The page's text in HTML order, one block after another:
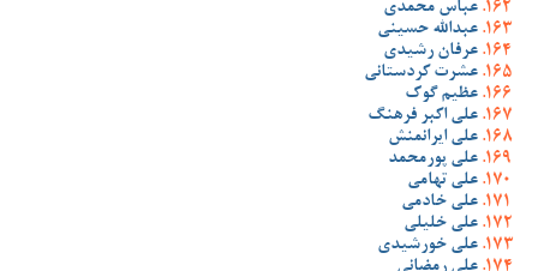
عباس محمدی
عبدالله حسینی
عرفان رشیدی
عشرت کردستانی
عظیم گوک
علی اکبر فرهنگ
علی ایرانمنش
علی پورمحمد
علی تهامی
علی خادمی
علی خلیلی
علی خورشیدی